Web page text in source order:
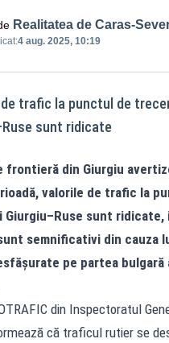
Realitatea de Caras-
4 aug. 2025, 10:19
trafic la punctul de
sunt ridicate
frontieră din Giurgiu
valorile de trafic la
sunt ridicate,
semnificativi din cauza
pe partea bulgară
din Inspectoratul
că traficul rutier se